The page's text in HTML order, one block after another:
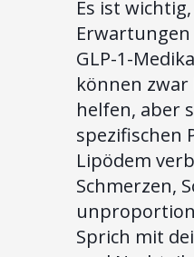
Es ist
GLP-1-
können
helfen, aber
spezifischen
Lipödem
Schmerzen,
Sprich mit